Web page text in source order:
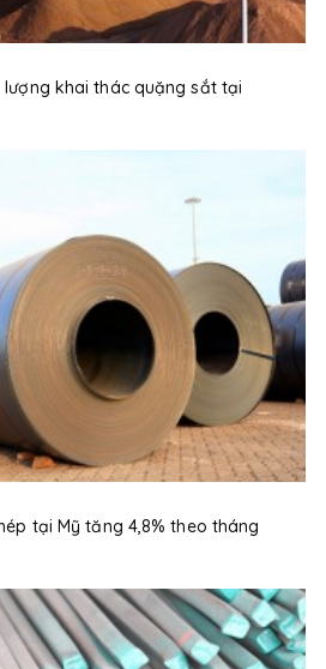
khai thác quặng sắt tại
tại Mỹ tăng 4,8% theo tháng